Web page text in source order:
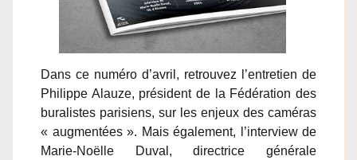
Dans ce numéro d’avril, retrouvez l’entretien de
Philippe Alauze, président de la Fédération des
buralistes parisiens, sur les enjeux des caméras
« augmentées ». Mais également, l’interview de
Marie-Noëlle Duval, directrice générale